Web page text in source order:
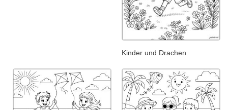
Kinder und Drachen